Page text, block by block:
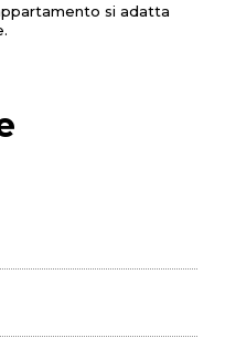
si adatta